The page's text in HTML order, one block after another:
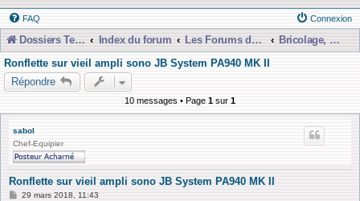
FAQ Connexion
Dossiers Techniques Index du forum Les Forums de Discussions
Bricolage, Dépannage, Construction
Ronflette sur vieil ampli sono JB System PA940 MK II
Répondre
10 messages • Page 1 sur 1
sabol
Chef-Equipier
Ronflette sur vieil ampli sono JB System PA940 MK II
M29 mars 2018, 11:43